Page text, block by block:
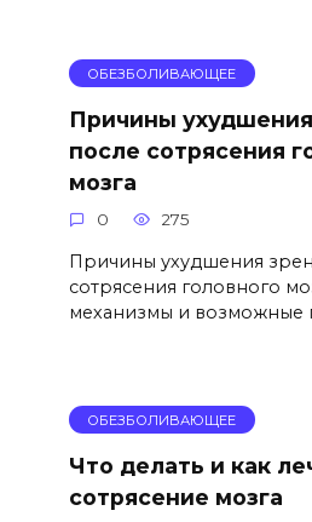
ОБЕЗБОЛИВАЮЩЕЕ
Причины
после сотрясения
мозга
0 275
Причины ухудшения
сотрясения головного
механизмы и возможные
ОБЕЗБОЛИВАЮЩЕЕ
Что делать и как
сотрясение мозга